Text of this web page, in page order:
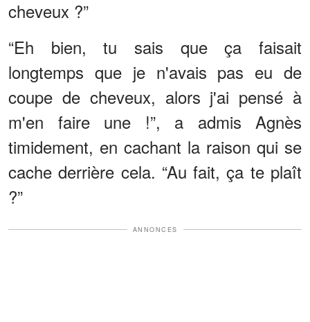
cheveux ?”
“Eh bien, tu sais que ça faisait
longtemps que je n'avais pas eu de
coupe de cheveux, alors j'ai pensé à
m'en faire une !”, a admis Agnès
timidement, en cachant la raison qui se
cache derrière cela. “Au fait, ça te plaît
?”
ANNONCES